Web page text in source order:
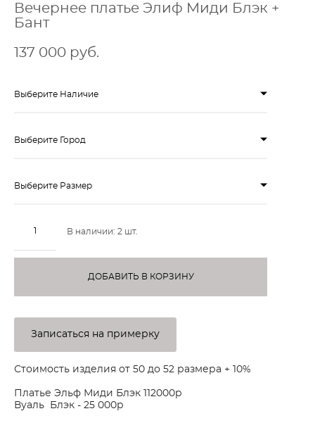
Вечернее платье Элиф Миди Блэк +
Бант
137 000 pуб.
Выберите Наличие
Выберите Город
Выберите Размер
В наличии: 2 шт.
ДОБАВИТЬ В КОРЗИНУ
Записаться на примерку
Стоимость изделия от 50 до 52 размера + 10%
Платье Эльф Миди Блэк 112000р
Вуаль Блэк - 25 000р